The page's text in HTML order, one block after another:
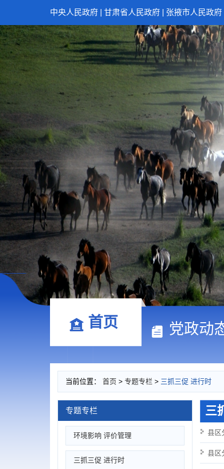
中央人民政府 甘肃省人民政府 张掖市人民政府
首页 党政动
当前位置： 首页 > 专题专栏 > 三抓三促 进行时
专题专栏
环境影响 评价管理
三抓三促 进行时
三
县区
县区